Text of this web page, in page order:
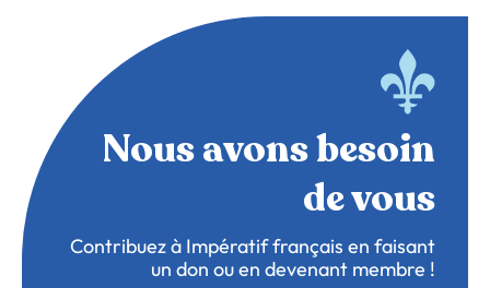
Nous avons besoin
de vous
Contribuez à Impératif français en faisant
un don ou en devenant membre !